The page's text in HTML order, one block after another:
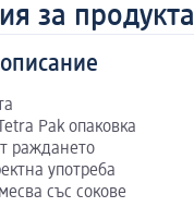
за продукта
Pak опаковка
раждането
употреба
със сокове